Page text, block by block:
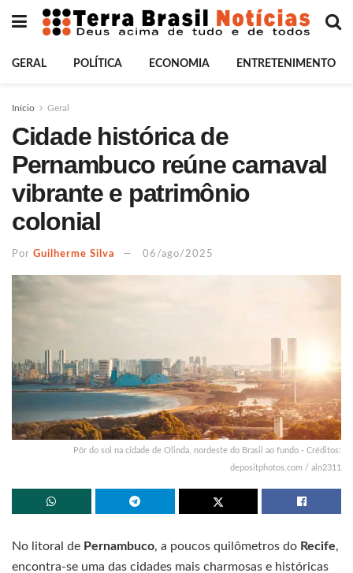
GERAL POLÍTICA ECONOMIA ENTRETENIMENTO
Início Geral
Cidade histórica de
Pernambuco reúne carnaval
vibrante e patrimônio
colonial
Por Guilherme Silva 06/ago/2025
Pôr do sol na cidade de Olinda, nordeste do Brasil ao fundo - Créditos:
depositphotos.com / aln2311
No litoral de Pernambuco, a poucos quilômetros do Recife,
encontra-se uma das cidades mais charmosas e históricas